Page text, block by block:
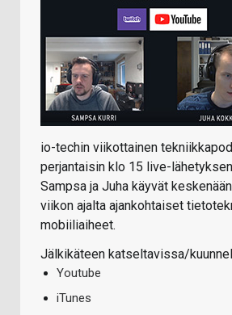
io-techin viikottainen
perjantaisin klo 15 live-
Sampsa ja Juha käyvät
viikon ajalta ajankohtaiset
mobiiliaiheet.
Jälkikäteen katseltavissa/
Youtube
iTunes